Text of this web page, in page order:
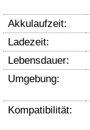
Akkulaufzeit:
Ladezeit:
Lebensdauer:
Umgebung:
Kompatibilität: